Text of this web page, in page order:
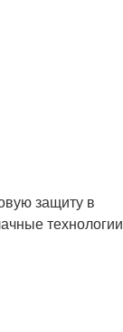
защиту в
технологии